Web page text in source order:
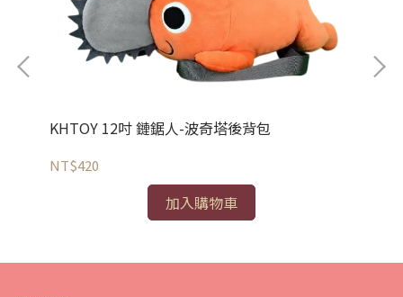
KHTOY 12吋 鏈鋸人-波奇塔後背包
NT$420
加入購物車